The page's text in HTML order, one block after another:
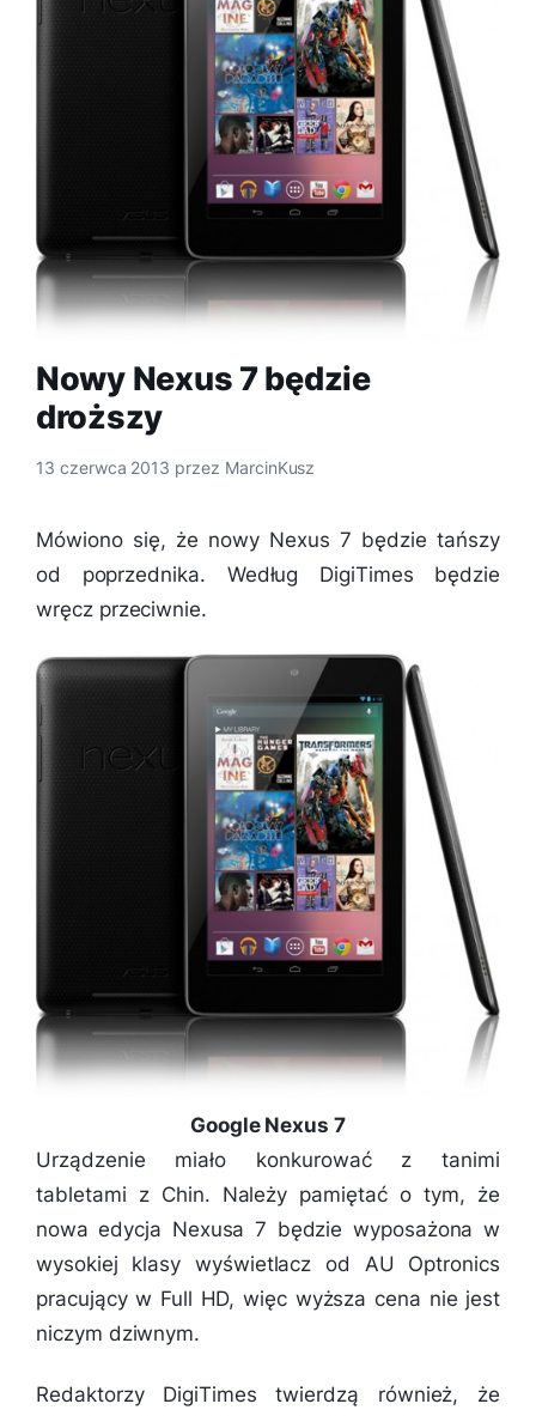
Nowy Nexus 7 będzie
droższy
13 czerwca 2013 przez MarcinKusz
Mówiono się, że nowy Nexus 7 będzie tańszy
od poprzednika. Według DigiTimes będzie
wręcz przeciwnie.
Google Nexus 7
Urządzenie miało konkurować z tanimi
tabletami z Chin. Należy pamiętać o tym, że
nowa edycja Nexusa 7 będzie wyposażona w
wysokiej klasy wyświetlacz od AU Optronics
pracujący w Full HD, więc wyższa cena nie jest
niczym dziwnym.
Redaktorzy DigiTimes twierdzą również, że